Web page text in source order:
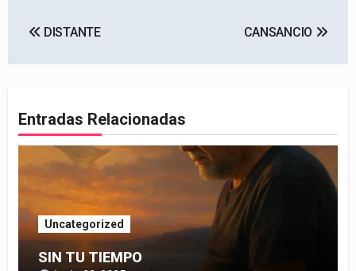
de
DISTANTE CANSANCIO
Entradas Relacionadas
Uncategorized
SIN TU TIEMPO